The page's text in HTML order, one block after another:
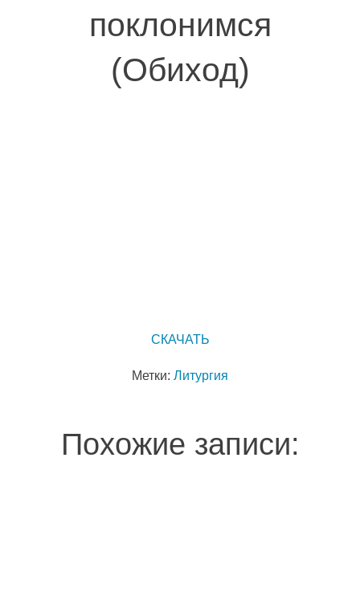
поклонимся
(Обиход)
СКАЧАТЬ
Метки: Литургия
Похожие записи: